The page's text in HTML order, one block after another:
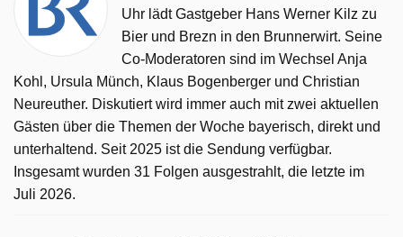
Uhr lädt Gastgeber Hans Werner Kilz zu
Bier und Brezn in den Brunnerwirt. Seine
Co-Moderatoren sind im Wechsel Anja
Kohl, Ursula Münch, Klaus Bogenberger und Christian
Neureuther. Diskutiert wird immer auch mit zwei aktuellen
Gästen über die Themen der Woche bayerisch, direkt und
unterhaltend. Seit 2025 ist die Sendung verfügbar.
Insgesamt wurden 31 Folgen ausgestrahlt, die letzte im
Juli 2026.